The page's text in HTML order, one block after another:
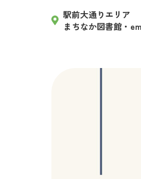
駅前大通りエリア
まちなか図書館・